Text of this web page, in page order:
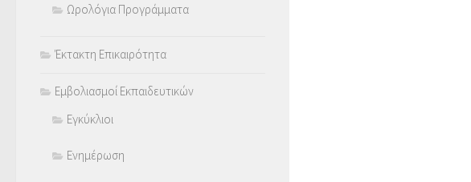
Ωρολόγια Προγράμματα
Έκτακτη Επικαιρότητα
Εμβολιασμοί Εκπαιδευτικών
Εγκύκλιοι
Ενημέρωση